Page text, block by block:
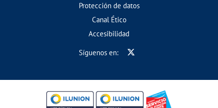
Protección de datos
Canal Ético
Accesibilidad
Síguenos en: